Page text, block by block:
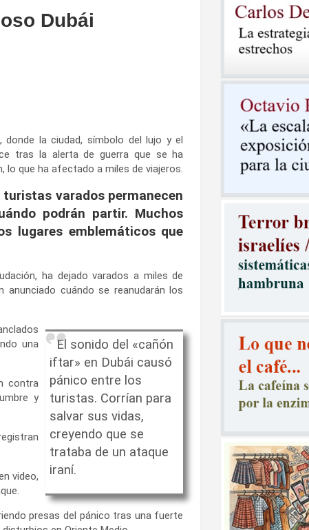
Dubái
la ciudad, símbolo del lujo y el
tras la alerta de guerra que se ha
lo que ha afectado a miles de viajeros.
varados permanecen
podrán partir. Muchos
lugares emblemáticos que
ha dejado varados a miles de
anunciado cuándo se reanudarán los
El sonido del «cañón
iftar» en Dubái causó
pánico entre los
turistas. Corrían para
salvar sus vidas,
creyendo que se
trataba de un ataque
iraní.
una
contra
y
video,
presas del pánico tras una fuerte